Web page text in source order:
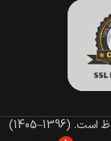
است. (1396–1405)